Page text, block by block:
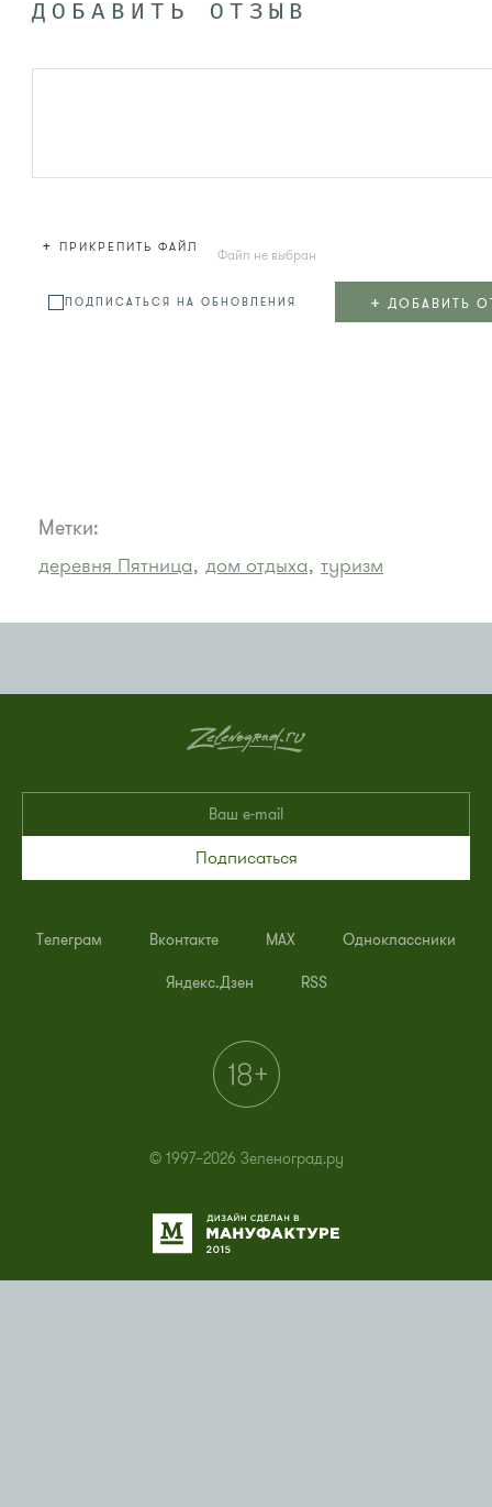
ДОБАВИТЬ ОТЗЫВ
+ ПРИКРЕПИТЬ ФАЙЛ Файл не выбран
ПОДПИСАТЬСЯ НА ОБНОВЛЕНИЯ + ДОБАВИТЬ
Метки:
деревня Пятница, дом отдыха, туризм
Подписаться
Телеграм Вконтакте MAX Одноклассники
Яндекс.Дзен RSS
© 1997–2026 Зеленоград.ру